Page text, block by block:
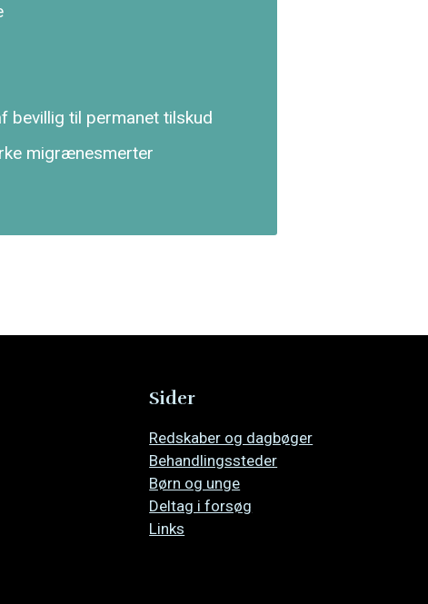
bevillig til permanet tilskud
migræne­smerter
Sider
navigationen
Redskaber og dagbøger
Behandlingssteder
Børn og unge
Deltag i forsøg
Links